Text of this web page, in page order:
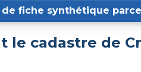
fiche synthétique
le cadastre de